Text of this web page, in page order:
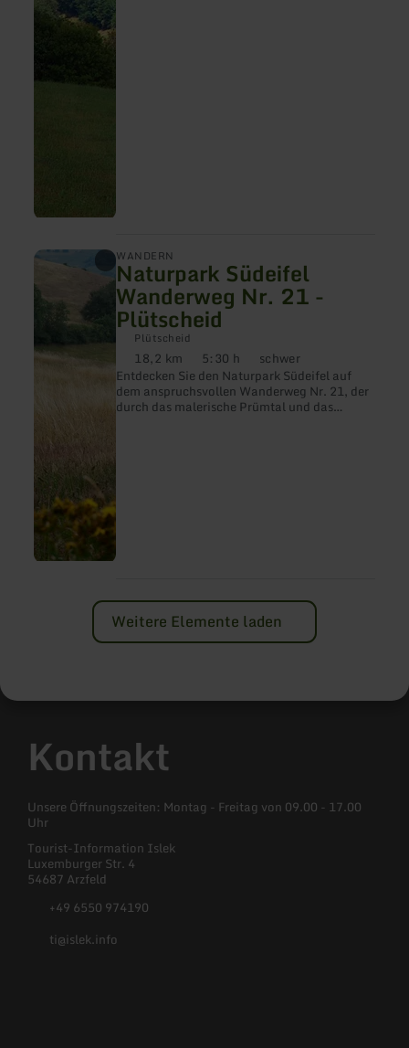
WANDERN
Naturpark Südeifel
Wanderweg Nr. 21 -
Plütscheid
Plütscheid
Distanz:
18,2 km Dauer:
5:30 h Anforderung:
schwer
Entdecken Sie den Naturpark Südeifel auf
dem anspruchsvollen Wanderweg Nr. 21, der
durch das malerische Prümtal und das
mehr
erfahren
zu:
Naturpark
Wanderweg
Weitere Elemente laden
Kontakt
Unsere Öffnungszeiten: Montag - Freitag von 09.00 - 17.00
Uhr
Tourist-Information Islek
Luxemburger Str. 4
54687 Arzfeld
+49 6550 974190
ti@islek.info